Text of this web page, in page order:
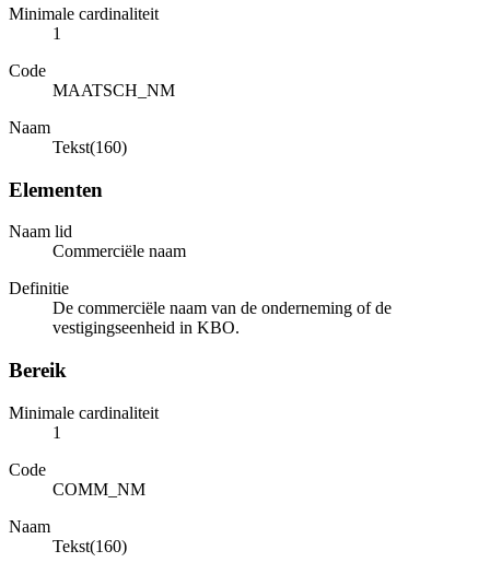
Minimale cardinaliteit
1
Code
MAATSCH_NM
Naam
Tekst(160)
Elementen
Naam lid
Commerciële naam
Definitie
De commerciële naam van de onderneming of de
vestigingseenheid in KBO.
Bereik
Minimale cardinaliteit
1
Code
COMM_NM
Naam
Tekst(160)